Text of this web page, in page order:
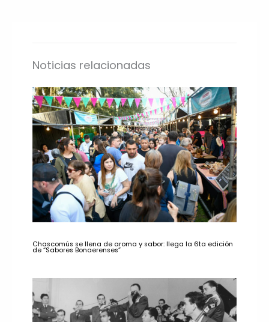
Noticias relacionadas
Chascomús se llena de aroma y sabor: llega la 6ta edición
de “Sabores Bonaerenses”